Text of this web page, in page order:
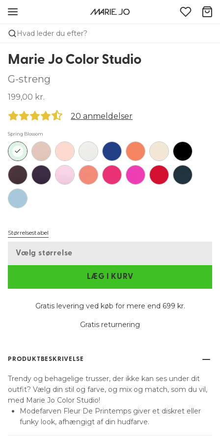
Hvad leder du efter?
Marie Jo Color Studio
G-streng
199,00 kr.
20 anmeldelser
Spring Blossom
Størrelsestabel
Vælg størrelse
LÆG I KURV
Gratis levering ved køb for mere end 699 kr.
Gratis returnering
PRODUKTBESKRIVELSE
Trendy og behagelige trusser, der ikke kan ses under dit
outfit? Vælg din stil og farve, og mix og match, som du vil,
med Marie Jo Color Studio!
Modefarven Fleur De Printemps giver et diskret eller
funky look, afhængigt af din hudfarve.